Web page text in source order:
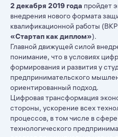
2 декабря 2019 года пройдет
внедрения нового формата
квалификационной работы
«Стартап как диплом»).
Главной движущей силой
понимание, что в условиях
формирования и развития у
предпринимательского
ориентированный подход.
Цифровая трансформация
стороны, ускорение всех
процессов, в том числе в
технологического